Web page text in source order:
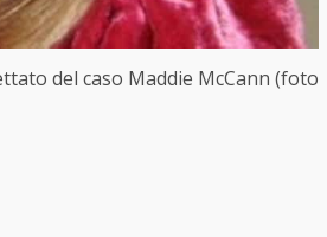
del caso Maddie McCann (foto